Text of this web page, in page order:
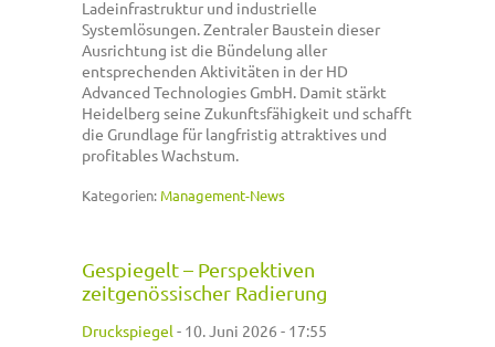
Ladeinfrastruktur und industrielle
Systemlösungen. Zentraler Baustein dieser
Ausrichtung ist die Bündelung aller
entsprechenden Aktivitäten in der HD
Advanced Technologies GmbH. Damit stärkt
Heidelberg seine Zukunftsfähigkeit und schafft
die Grundlage für langfristig attraktives und
profitables Wachstum.
Kategorien: Management-News
Gespiegelt – Perspektiven
zeitgenössischer Radierung
Druckspiegel - 10. Juni 2026 - 17:55